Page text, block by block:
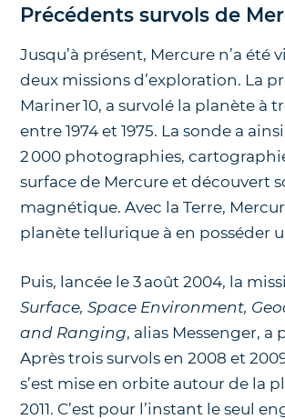
Précédents survols de
Jusqu’à présent, Mercure n’a été
deux missions d’exploration. La
Mariner 10, a survolé la planète à
entre 1974 et 1975. La sonde a
2 000 photographies,
surface de Mercure et découvert
magnétique. Avec la Terre,
planète tellurique à en posséder
Puis, lancée le 3 août 2004, la
Surface, Space Environment,
and Ranging, alias Messenger, a
Après trois survols en 2008 et
s’est mise en orbite autour de la
2011. C’est pour l’instant le seul